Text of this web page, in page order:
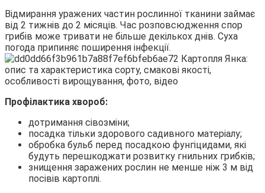
Відмирання уражених частин рослинної тканини займає
від 2 тижнів до 2 місяців. Час розповсюдження спор
грибів може тривати не більше декількох днів. Суха
погода припиняє поширення інфекції.
Профілактика хвороб:
дотримання сівозміни;
посадка тільки здорового садивного матеріалу;
обробка бульб перед посадкою фунгіцидами, які
будуть перешкоджати розвитку гнильних грибків;
знищення заражених рослин не менше ніж 3 м від
посівів картоплі.